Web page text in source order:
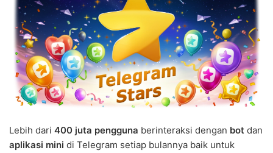
Lebih dari 400 juta pengguna berinteraksi dengan bot dan
aplikasi mini di Telegram setiap bulannya baik untuk